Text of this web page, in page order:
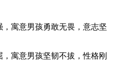
，寓意男孩勇敢无畏，意志坚
，寓意男孩坚韧不拔，性格刚